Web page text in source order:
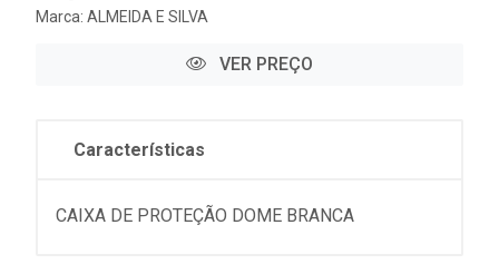
Marca: ALMEIDA E SILVA
VER PREÇO
Características
CAIXA DE PROTEÇÃO DOME BRANCA